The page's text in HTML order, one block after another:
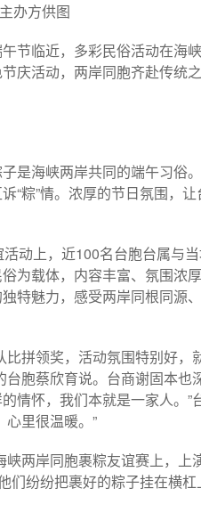
主办方供图
临近，多彩民俗活动在海
庆活动，两岸同胞齐赴传统
是海峡两岸共同的端午习俗
“粽”情。浓厚的节日氛围，
动上，近100名台胞台属与
为载体，内容丰富、氛围浓
特魅力，感受两岸同根同源
拼领奖，活动氛围特别好，
胞蔡欣育说。台商谢固本也
情怀，我们本就是一家人。”
里很温暖。”
峡两岸同胞裹粽友谊赛上，上
们纷纷把裹好的粽子挂在横